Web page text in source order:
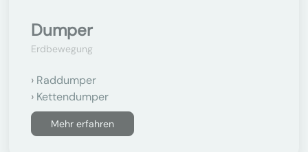
Dumper
Erdbewegung
Raddumper
Kettendumper
Mehr erfahren